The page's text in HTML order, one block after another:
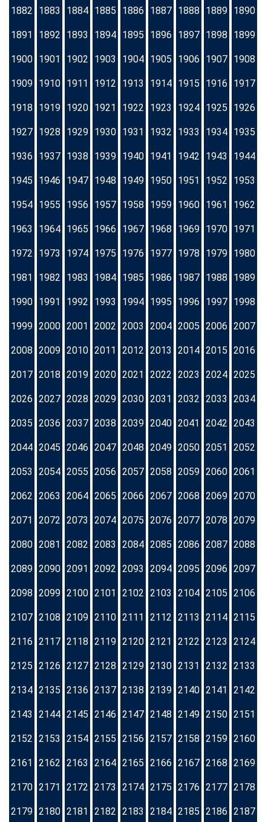
1882 1883 1884 1885 1886 1887 1888 1889 1890
1891 1892 1893 1894 1895 1896 1897 1898 1899
1900 1901 1902 1903 1904 1905 1906 1907 1908
1909 1910 1911 1912 1913 1914 1915 1916 1917
1918 1919 1920 1921 1922 1923 1924 1925 1926
1927 1928 1929 1930 1931 1932 1933 1934 1935
1936 1937 1938 1939 1940 1941 1942 1943 1944
1945 1946 1947 1948 1949 1950 1951 1952 1953
1954 1955 1956 1957 1958 1959 1960 1961 1962
1963 1964 1965 1966 1967 1968 1969 1970 1971
1972 1973 1974 1975 1976 1977 1978 1979 1980
1981 1982 1983 1984 1985 1986 1987 1988 1989
1990 1991 1992 1993 1994 1995 1996 1997 1998
1999 2000 2001 2002 2003 2004 2005 2006 2007
2008 2009 2010 2011 2012 2013 2014 2015 2016
2017 2018 2019 2020 2021 2022 2023 2024 2025
2026 2027 2028 2029 2030 2031 2032 2033 2034
2035 2036 2037 2038 2039 2040 2041 2042 2043
2044 2045 2046 2047 2048 2049 2050 2051 2052
2053 2054 2055 2056 2057 2058 2059 2060 2061
2062 2063 2064 2065 2066 2067 2068 2069 2070
2071 2072 2073 2074 2075 2076 2077 2078 2079
2080 2081 2082 2083 2084 2085 2086 2087 2088
2089 2090 2091 2092 2093 2094 2095 2096 2097
2098 2099 2100 2101 2102 2103 2104 2105 2106
2107 2108 2109 2110 2111 2112 2113 2114 2115
2116 2117 2118 2119 2120 2121 2122 2123 2124
2125 2126 2127 2128 2129 2130 2131 2132 2133
2134 2135 2136 2137 2138 2139 2140 2141 2142
2143 2144 2145 2146 2147 2148 2149 2150 2151
2152 2153 2154 2155 2156 2157 2158 2159 2160
2161 2162 2163 2164 2165 2166 2167 2168 2169
2170 2171 2172 2173 2174 2175 2176 2177 2178
2179 2180 2181 2182 2183 2184 2185 2186 2187